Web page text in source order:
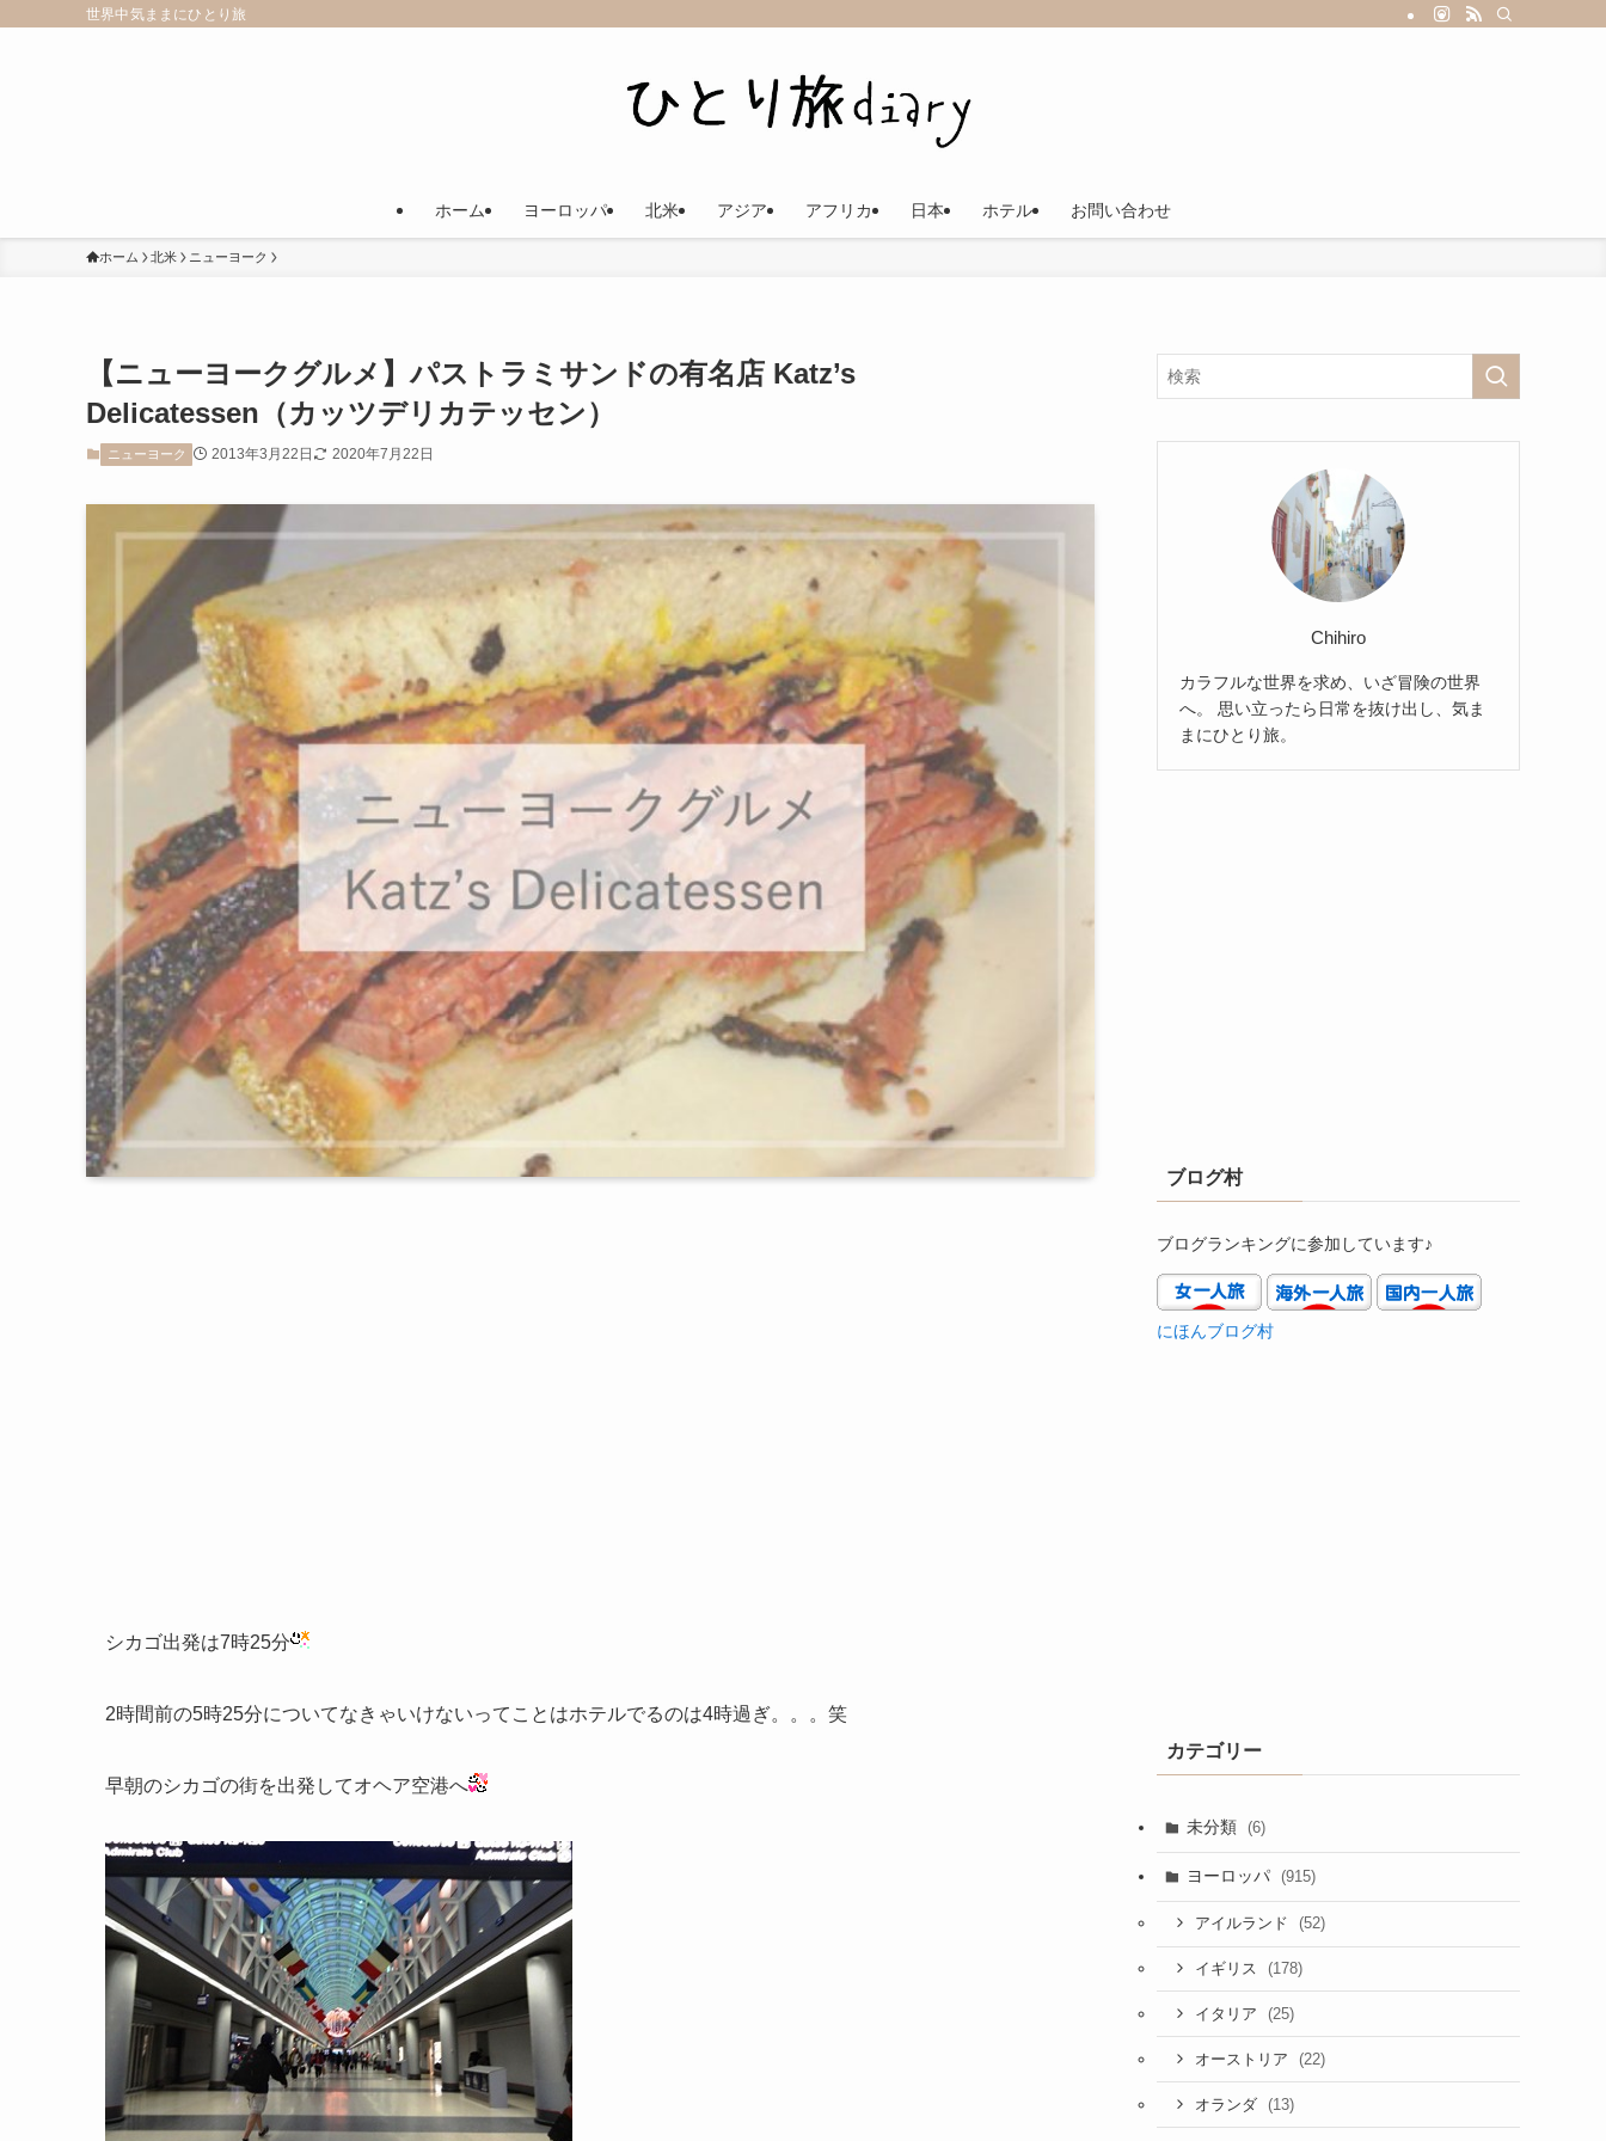
世界中気ままにひとり旅
ホーム ヨーロッパ 北米 アジア アフリカ 日本 ホテル お問い合わせ
ホーム 北米 ニューヨーク
【ニューヨークグルメ】パストラミサンドの有名店 Katz’s
Delicatessen（カッツデリカテッセン）
ニューヨーク 2013年3月22日 2020年7月22日
シカゴ出発は7時25分
2時間前の5時25分についてなきゃいけないってことはホテルでるのは4時過ぎ。。。笑
早朝のシカゴの街を出発してオヘア空港へ
Chihiro
カラフルな世界を求め、いざ冒険の世界
へ。 思い立ったら日常を抜け出し、気ま
まにひとり旅。
ブログ村
ブログランキングに参加しています♪
にほんブログ村
カテゴリー
未分類 (6)
ヨーロッパ (915)
アイルランド (52)
イギリス (178)
イタリア (25)
オーストリア (22)
オランダ (13)